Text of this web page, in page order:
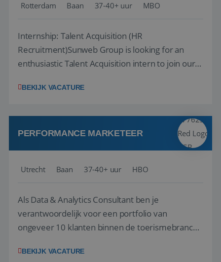
Rotterdam Baan 37-40+ uur MBO
Internship: Talent Acquisition (HR
Recruitment)Sunweb Group is looking for an
enthusiastic Talent Acquisition intern to join our
work-along internship, where you become part
thesis assignment. If you’re excited about H...
BEKIJK VACATURE
PERFORMANCE MARKETEER
Utrecht Baan 37-40+ uur HBO
Als Data & Analytics Consultant ben je
verantwoordelijk voor een portfolio van
ongeveer 10 klanten binnen de toerismebranche
attractieparken en dierentuinen. Je bent het
BEKIJK VACATURE
__cf_bm
Cloudflare Inc.
29 minuten